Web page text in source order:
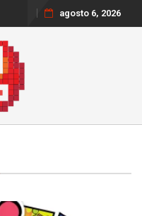
agosto 6, 2026